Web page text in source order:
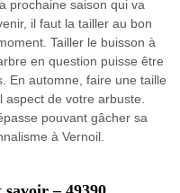
prochaine saison qui va
il faut la tailler au bon
Tailler le buisson à
en question puisse être
En automne, faire une taille
de votre arbuste.
pouvant gâcher sa
à Vernoil.